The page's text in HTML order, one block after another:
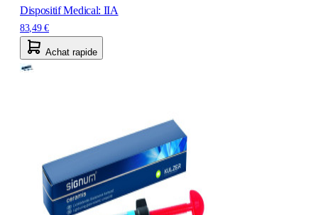
Dispositif Medical: IIA
83,49 €
Achat rapide